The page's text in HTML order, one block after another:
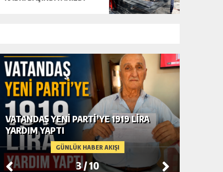
GÜNLÜK HABER AKIŞI
VATANDAŞ YENİ PARTİ’YE 1919 LİRA
YARDIM YAPTI
3/10